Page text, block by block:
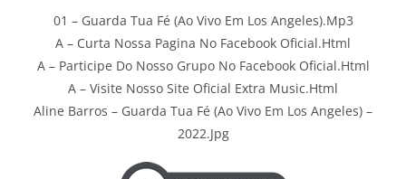
01 – Guarda Tua Fé (Ao Vivo Em Los Angeles).Mp3
A – Curta Nossa Pagina No Facebook Oficial.Html
A – Participe Do Nosso Grupo No Facebook Oficial.Html
A – Visite Nosso Site Oficial Extra Music.Html
Aline Barros – Guarda Tua Fé (Ao Vivo Em Los Angeles) –
2022.Jpg